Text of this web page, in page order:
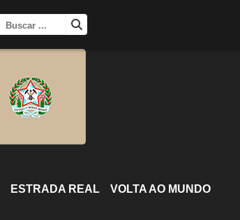
Busca
para:
ESTRADA REAL VOLTA AO MUNDO